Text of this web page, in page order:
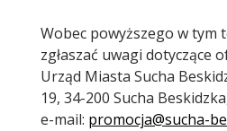
Wobec powyższego w tym
zgłaszać uwagi dotyczące
Urząd Miasta Sucha
19, 34-200 Sucha
e-mail: promocja@sucha-